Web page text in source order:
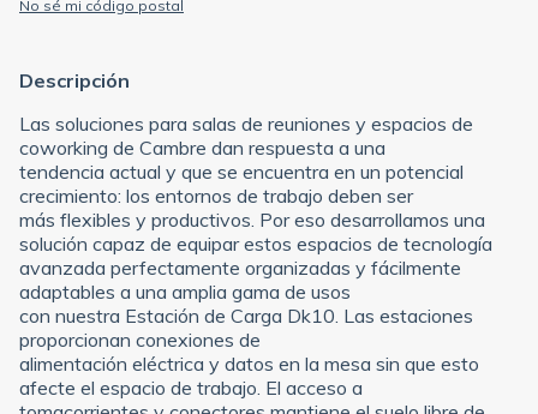
No sé mi código postal
Descripción
Las soluciones para salas de reuniones y espacios de
coworking de Cambre dan respuesta a una
tendencia actual y que se encuentra en un potencial
crecimiento: los entornos de trabajo deben ser
más flexibles y productivos. Por eso desarrollamos una
solución capaz de equipar estos espacios de tecnología
avanzada perfectamente organizadas y fácilmente
adaptables a una amplia gama de usos
con nuestra Estación de Carga Dk10. Las estaciones
proporcionan conexiones de
alimentación eléctrica y datos en la mesa sin que esto
afecte el espacio de trabajo. El acceso a